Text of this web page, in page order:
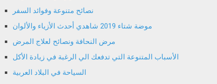
نصائح متنوعة وفوائد السفر
موضة شتاء 2019 شاهدي أحدث الأزياء والألوان
مرض النحافة ونصائح لعلاج المرض
الأسباب المتنوعة التي تدفعك الي الرغبة في زيادة الأكل
السياحة في البلاد العربية